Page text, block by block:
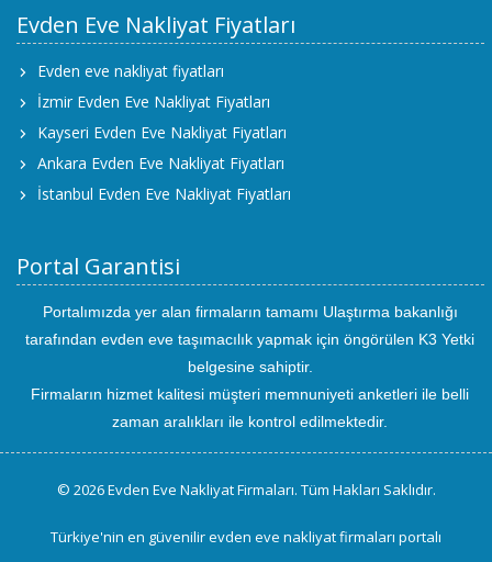
Evden Eve Nakliyat Fiyatları
Evden eve nakliyat fiyatları
İzmir Evden Eve Nakliyat Fiyatları
Kayseri Evden Eve Nakliyat Fiyatları
Ankara Evden Eve Nakliyat Fiyatları
İstanbul Evden Eve Nakliyat Fiyatları
Portal Garantisi
Portalımızda yer alan firmaların tamamı Ulaştırma bakanlığı
tarafından evden eve taşımacılık yapmak için öngörülen K3 Yetki
belgesine sahiptir.
Firmaların hizmet kalitesi müşteri memnuniyeti anketleri ile belli
zaman aralıkları ile kontrol edilmektedir.
© 2026 Evden Eve Nakliyat Firmaları. Tüm Hakları Saklıdır.
Türkiye'nin en güvenilir evden eve nakliyat firmaları portalı